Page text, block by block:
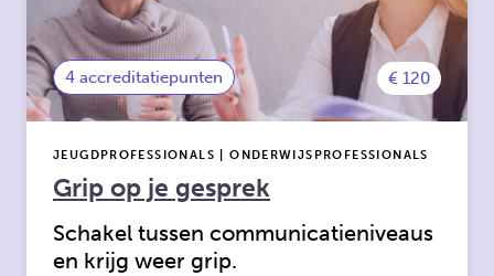
Grip op je gesprek
JEUGDPROFESSIONALS | ONDERWIJSPROFESSIONALS
4 accreditatiepunten € 120
Schakel tussen communicatieniveaus
en krijg weer grip.